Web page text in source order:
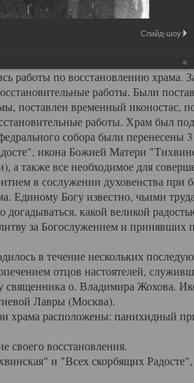
был назначен игумен о. Серафим
с должности настоятеля Свято
выдающимися организаторскими
работы по восстановлению храма.
работы. Были
поставлен временный иконостас,
работы. Храм был
собора были перенесены 3
икона Божией Матери
а также все необходимое для
в сослужении духовенства при
Единому Богу известно, чьими
какой великой
за Богослужением и принявших
в течение нескольких
отцов настоятелей,
священника о. Владимира Жохова.
Лавры (Москва).
храма расположены: панихидный
своего восстановления.
и "Всех скорбящих Радосте",
Слайд-шоу: